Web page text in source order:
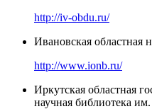
http://iv-obdu.ru/
Ивановская областная
http://www.ionb.ru/
Иркутская областная
научная библиотека